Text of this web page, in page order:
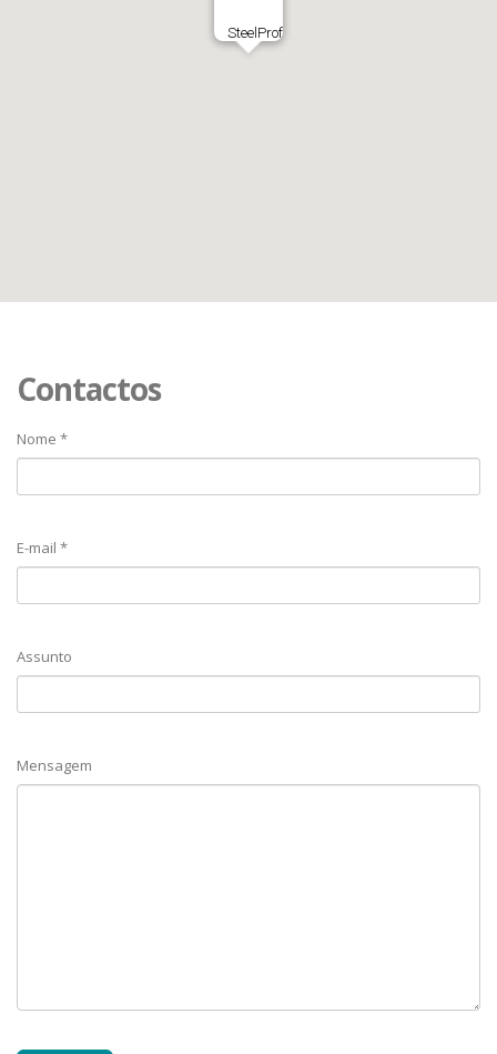
SteelProf
Contactos
Nome *
E-mail *
Assunto
Mensagem